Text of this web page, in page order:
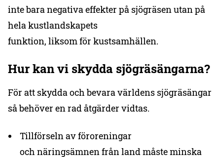
inte bara negativa effekter på sjögräsen utan på
hela kustlandskapets
funktion, liksom för kustsamhällen.
Hur kan vi skydda sjögräsängarna?
För att skydda och bevara världens sjögräsängar
så behöver en rad åtgärder vidtas.
Tillförseln av föroreningar
och näringsämnen från land måste minska